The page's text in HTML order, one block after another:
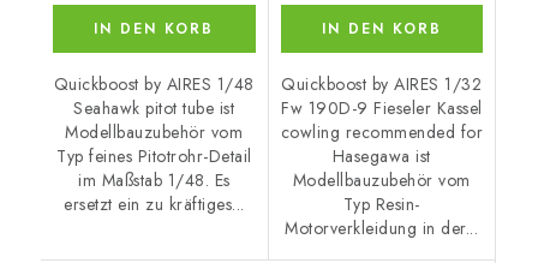
IN DEN KORB
Quickboost by AIRES 1/48
Seahawk pitot tube ist
Modellbauzubehör vom
Typ feines Pitotrohr-Detail
im Maßstab 1/48. Es
ersetzt ein zu kräftiges...
IN DEN KORB
Quickboost by AIRES 1/32
Fw 190D-9 Fieseler Kassel
cowling recommended for
Hasegawa ist
Modellbauzubehör vom
Typ Resin-
Motorverkleidung in der...